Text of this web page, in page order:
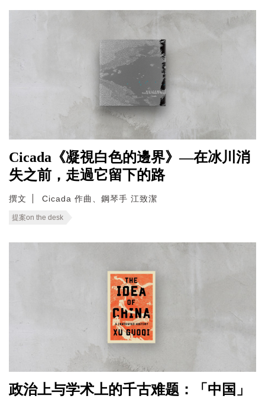
Cicada《凝視白色的邊界》—在冰川消
失之前，走過它留下的路
撰文 Cicada 作曲、鋼琴手 江致潔
提案on the desk
政治上与学术上的千古难题：「中国」